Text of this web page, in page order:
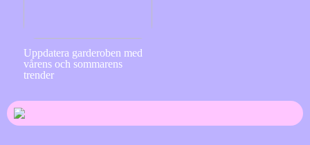
Uppdatera garderoben med
vårens och sommarens
trender